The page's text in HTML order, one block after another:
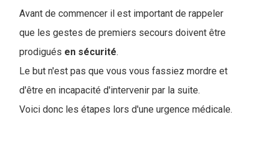
Avant de commencer il est important de rappeler
que les gestes de premiers secours doivent être
prodigués en sécurité.
Le but n'est pas que vous vous fassiez mordre et
d'être en incapacité d'intervenir par la suite.
Voici donc les étapes lors d'une urgence médicale.